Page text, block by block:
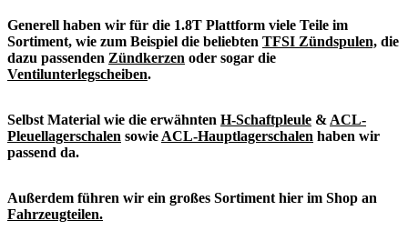
Generell haben wir für die 1.8T Plattform viele Teile im
Sortiment, wie zum Beispiel die beliebten TFSI Zündspulen, die
dazu passenden Zündkerzen oder sogar die
Ventilunterlegscheiben.
Selbst Material wie die erwähnten H-Schaftpleule &ACL-
Pleuellagerschalen sowieACL-Hauptlagerschalen haben wir
passend da.
Außerdem führen wir ein großes Sortiment hier im Shop an
Fahrzeugteilen.